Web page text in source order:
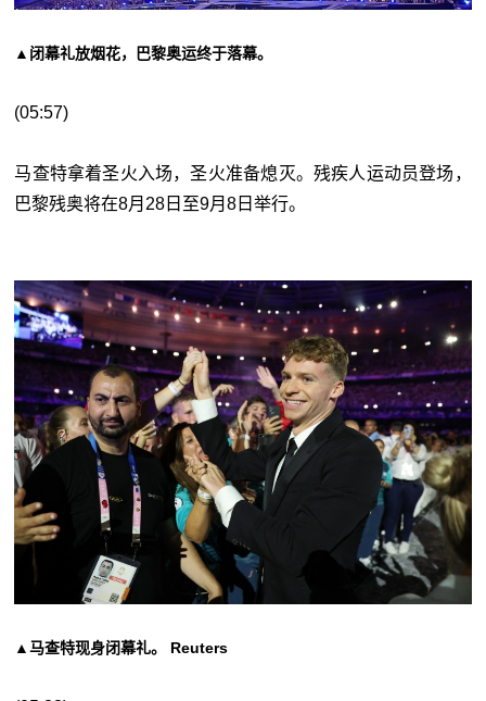
▲闭幕礼放烟花，巴黎奥运终于落幕。
(05:57)
马查特拿着圣火入场，圣火准备熄灭。残疾人运动员登场，
巴黎残奥将在8月28日至9月8日举行。
▲马查特现身闭幕礼。 Reuters